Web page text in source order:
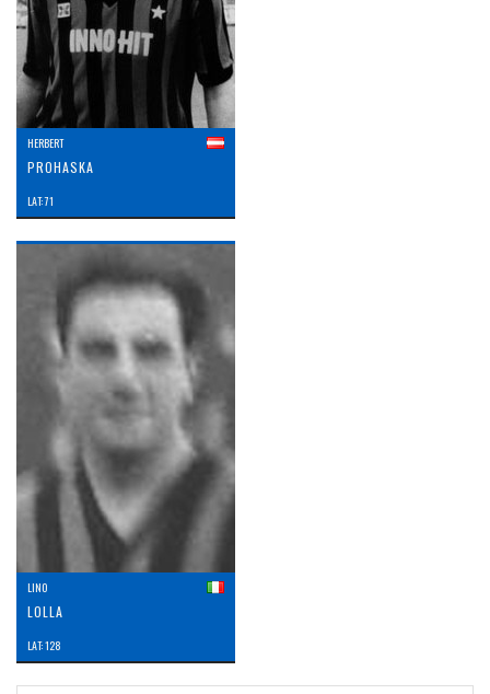
HERBERT
PROHASKA
LAT: 71
LINO
LOLLA
LAT: 128